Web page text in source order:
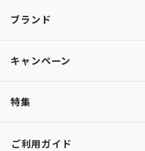
ブランド
キャンペーン
特集
ご利用ガイド